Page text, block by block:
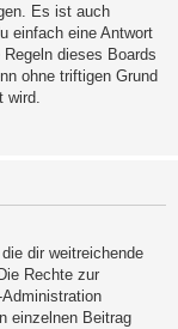
Es ist auch
einfach eine Antwort
dieses Boards
ohne triftigen Grund
dir weitreichende
Rechte zur
einzelnen Beitrag